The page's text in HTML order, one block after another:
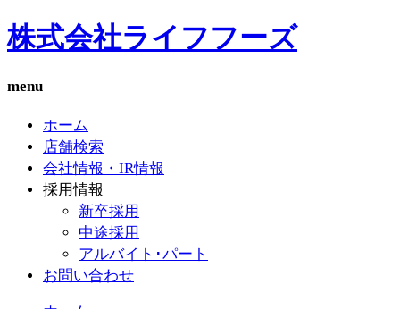
株式会社ライフフーズ
menu
ホーム
店舗検索
会社情報・IR情報
採用情報
新卒採用
中途採用
アルバイト･パート
お問い合わせ